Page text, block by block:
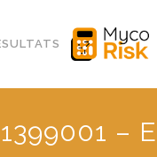
–